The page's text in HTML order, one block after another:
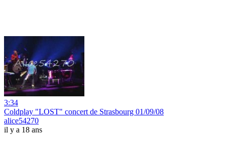
3:34
Coldplay "LOST" concert de Strasbourg 01/09/08
alice54270
il y a 18 ans